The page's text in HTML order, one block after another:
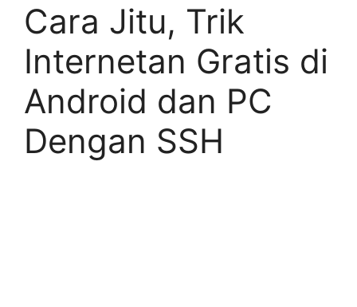
Cara Jitu, Trik
Internetan Gratis di
Android dan PC
Dengan SSH